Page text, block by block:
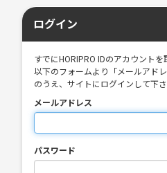
ログイン
すでにHORIPRO IDのアカウント
以下のフォームより「メールアド
のうえ、サイトにログインして下さ
メールアドレス
パスワード